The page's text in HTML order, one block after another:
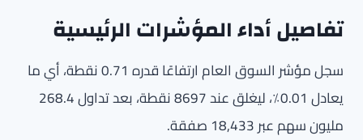
تفاصيل أداء المؤشرات الرئيسية
سجل مؤشر السوق العام ارتفاعًا قدره 0.71 نقطة، أي ما
يعادل 0.01٪، ليغلق عند 8697 نقطة، بعد تداول 268.4
مليون سهم عبر 18,433 صفقة.